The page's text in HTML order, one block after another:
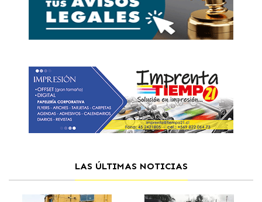
LAS ÚLTIMAS NOTICIAS